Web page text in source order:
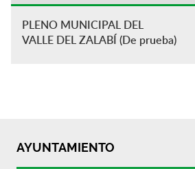
PLENO MUNICIPAL DEL
VALLE DEL ZALABÍ (De prueba)
AYUNTAMIENTO